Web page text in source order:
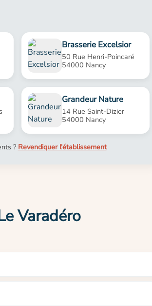
Brasserie Excelsior
50 Rue Henri-Poincaré
54000 Nancy
Grandeur Nature
14 Rue Saint-Dizier
54000 Nancy
? Revendiquer l'établissement
Varadéro